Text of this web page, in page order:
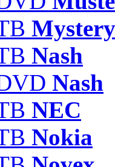
Mystery
Nash
Nash
NEC
Nokia